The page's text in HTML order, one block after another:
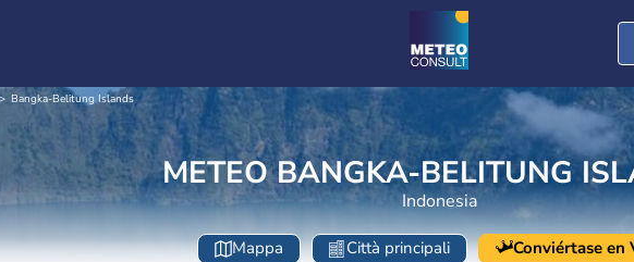
Bangka-Belitung Islands
METEO BANGKA-BELITUNG
Indonesia
Mappa Città principali Conviértase en